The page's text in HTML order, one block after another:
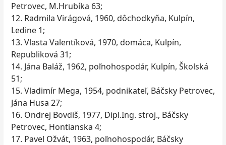
Petrovec, M.Hrubíka 63;
12. Radmila Virágová, 1960, dôchodkyňa, Kulpín,
Ledine 1;
13. Vlasta Valentíková, 1970, domáca, Kulpín,
Republiková 31;
14. Jána Baláž, 1962, poľnohospodár, Kulpín, Školská
51;
15. Vladimír Mega, 1954, podnikateľ, Báčsky Petrovec,
Jána Husa 27;
16. Ondrej Bovdiš, 1977, Dipl.Ing. stroj., Báčsky
Petrovec, Hontianska 4;
17. Pavel Ožvát, 1963, poľnohospodár, Báčsky